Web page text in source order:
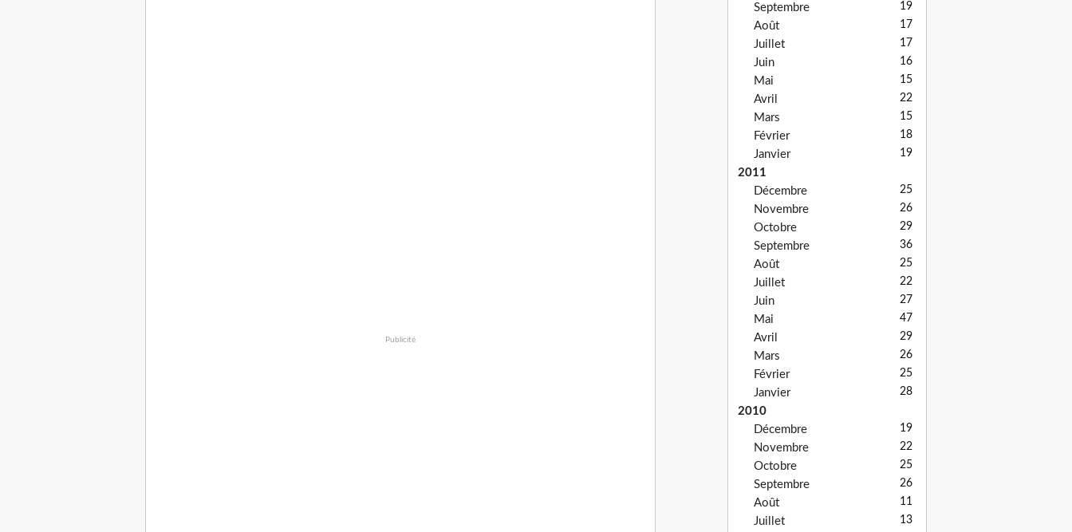
Publicité
Septembre 19
Août 17
Juillet 17
Juin 16
Mai 15
Avril 22
Mars 15
Février 18
Janvier 19
2011
Décembre
25
Novembre 26
Octobre 29
Septembre 36
Août 25
Juillet 22
Juin 27
Mai 47
Avril 29
Mars 26
Février 25
Janvier 28
2010
Décembre
19
Novembre 22
Octobre 25
Septembre 26
Août 11
Juillet 13